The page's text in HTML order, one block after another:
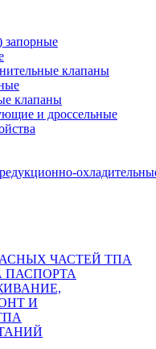
запорные
клапаны
клапаны
и дроссельные
ЧАСТЕЙ ТПА
ПАСПОРТА
И